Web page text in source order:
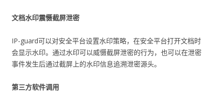
文档水印震慑截屏泄密
IP-guard可以对安全平台设置水印策略，在安全平台打开文档时
会显示水印。通过水印可以威慑截屏泄密的行为，也可以在泄密
事件发生后通过截屏上的水印信息追溯泄密源头。
第三方软件调用